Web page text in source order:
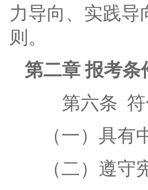
力导向、实践导
则。
第二章 报考条
第六条 符合
（一）具有
（二）遵守